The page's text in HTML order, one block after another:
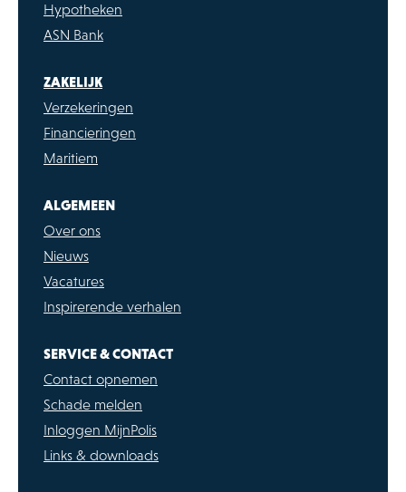
Hypotheken
ASN Bank
ZAKELIJK
Verzekeringen
Financieringen
Maritiem
ALGEMEEN
Over ons
Nieuws
Vacatures
Inspirerende verhalen
SERVICE & CONTACT
Contact opnemen
Schade melden
Inloggen MijnPolis
Links & downloads